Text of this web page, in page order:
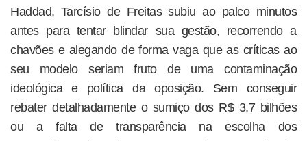
Haddad, Tarcísio de Freitas subiu ao palco minutos
antes para tentar blindar sua gestão, recorrendo a
chavões e alegando de forma vaga que as críticas ao
seu modelo seriam fruto de uma contaminação
ideológica e política da oposição. Sem conseguir
rebater detalhadamente o sumiço dos R$ 3,7 bilhões
ou a falta de transparência na escolha dos